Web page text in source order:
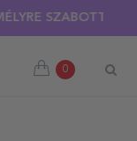
PÓLÓRA
0